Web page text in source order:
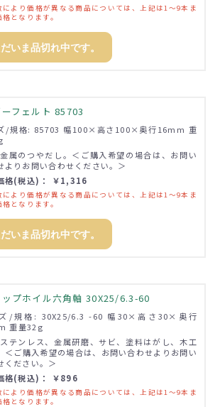
より価格が異なる商品については、上記は1～9本ま
となります。
いま品切れ中です。
フェルト 85703
/規格: 85703 幅100×高さ100×奥行16mm 重
属のつやだし。＜ご購入希望の場合は、お問い
よりお問い合わせください。＞
格(税込)： ￥1,316
より価格が異なる商品については、上記は1～9本ま
となります。
いま品切れ中です。
プホイル六角軸 30X25/6.3-60
/規格: 30X25/6.3 -60 幅30×高さ30×奥行
重量32g
テンレス、金属研磨、サビ、塗料はがし、木工
＜ご購入希望の場合は、お問い合わせよりお問い
ください。＞
格(税込)： ￥896
より価格が異なる商品については、上記は1～9本ま
となります。